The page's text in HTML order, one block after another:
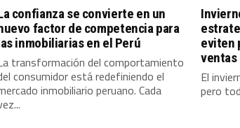
confianza se convierte en un
factor de competencia para
inmobiliarias en el Perú
transformación del comportamiento
consumidor está redefiniendo el
inmobiliario peruano. Cada
eviten
ventas
El
pero